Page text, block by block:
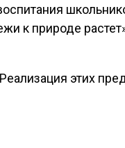
к природе
этих